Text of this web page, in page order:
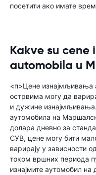
посетити ако имате
Kakve su cene
automobila u
<п>Цене
острвима могу да
и дужине
аутомобила на
долара дневно за
СУВ, цене могу бити
варирају у зависности
током вршних периода
изнајмите аутомобил